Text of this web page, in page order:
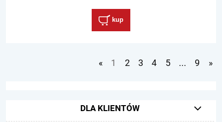
kup
« 1 2 3 4 5 ... 9 »
DLA KLIENTÓW